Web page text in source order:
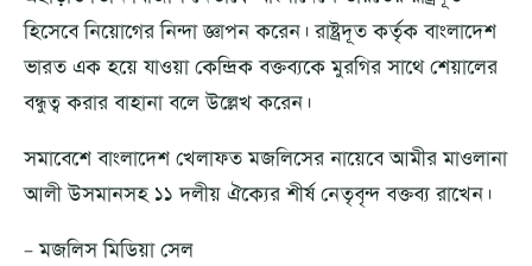
হিসেবে নিয়োগের নিন্দা জ্ঞাপন করেন। রাষ্ট্রদূত কর্তৃক বাংলাদেশ
ভারত এক হয়ে যাওয়া কেন্দ্রিক বক্তব্যকে মুরগির সাথে শেয়ালের
বন্ধুত্ব করার বাহানা বলে উল্লেখ করেন।
সমাবেশে বাংলাদেশ খেলাফত মজলিসের নায়েবে আমীর মাওলানা
আলী উসমানসহ ১১ দলীয় ঐক্যের শীর্ষ নেতৃবৃন্দ বক্তব্য রাখেন।
– মজলিস মিডিয়া সেল